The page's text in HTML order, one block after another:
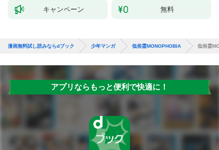
キャンペーン 無料
漫画無料試し読みならdブック 少年マンガ 低俗霊MONOPHOBIA 低俗霊
アプリならもっと便利で快適に！